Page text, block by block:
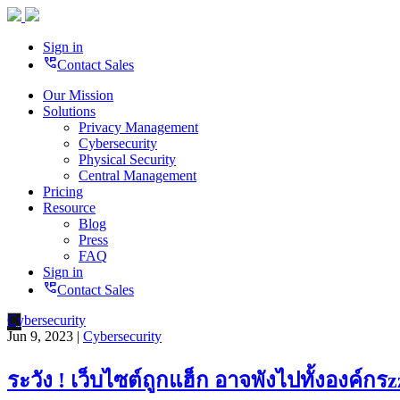
Sign in
perm_phone_msgContact Sales
Our Mission
Solutions
Privacy Management
Cybersecurity
Physical Security
Central Management
Pricing
Resource
Blog
Press
FAQ
Sign in
perm_phone_msgContact Sales
Cybersecurity
Jun 9, 2023 | Cybersecurity
ระวัง ! เว็บไซต์ถูกแฮ็ก อาจพังไปทั้งองค์กร